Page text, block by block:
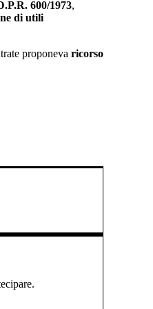
600/1973,
di utili
proponeva ricorso